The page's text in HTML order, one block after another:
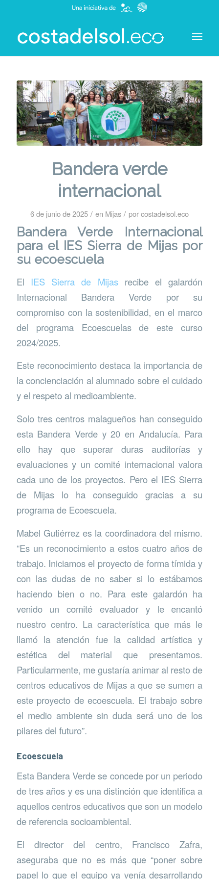
Bandera verde
internacional
6 de junio de 2025 / en Mijas / porcostadelsol.eco
Bandera Verde Internacional
para el IES Sierra de Mijas por
su ecoescuela
El IES Sierra de Mijasrecibe el galardón
Internacional Bandera Verde por su
compromiso con la sostenibilidad, en el marco
del programa Ecoescuelas de este curso
2024/2025.
Este reconocimiento destaca la importancia de
la concienciación al alumnado sobre el cuidado
y el respeto al medioambiente.
Solo tres centros malagueños han conseguido
esta Bandera Verde y 20 en Andalucía. Para
ello hay que superar duras auditorías y
evaluaciones y un comité internacional valora
cada uno de los proyectos. Pero el IES Sierra
de Mijas lo ha conseguido gracias a su
programa de Ecoescuela.
Mabel Gutiérrez es la coordinadora del mismo.
“Es un reconocimiento a estos cuatro años de
trabajo. Iniciamos el proyecto de forma tímida y
con las dudas de no saber si lo estábamos
haciendo bien o no. Para este galardón ha
venido un comité evaluador y le encantó
nuestro centro. La característica que más le
llamó la atención fue la calidad artística y
estética del material que presentamos.
Particularmente, me gustaría animar al resto de
centros educativos de Mijas a que se sumen a
este proyecto de ecoescuela. El trabajo sobre
el medio ambiente sin duda será uno de los
pilares del futuro”.
Ecoescuela
Esta Bandera Verde se concede por un periodo
de tres años y es una distinción que identifica a
aquellos centros educativos que son un modelo
de referencia socioambiental.
El director del centro, Francisco Zafra,
aseguraba que no es más que “poner sobre
papel lo que el equipo ya venía desarrollando